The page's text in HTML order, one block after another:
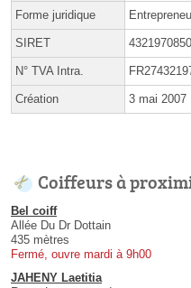
Forme juridique
SIRET
N° TVA Intra.
Création 3 mai 2007
Coiffeurs à
Bel coiff
Allée Du Dr Dottain
435 mètres
Fermé, ouvre mardi à 9h00
JAHENY Laetitia